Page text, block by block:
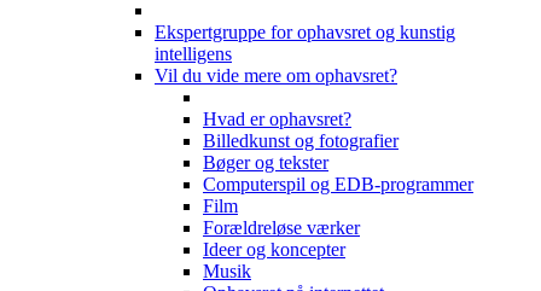
Ekspertgruppe for ophavsret og kunstig
intelligens
Vil du vide mere om ophavsret?
Hvad er ophavsret?
Billedkunst og fotografier
Bøger og tekster
Computerspil og EDB-programmer
Film
Forældreløse værker
Ideer og koncepter
Musik